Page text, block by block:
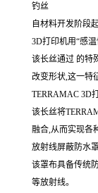
钓丝
自材料开发阶段
3D打印机用“感
该长丝通过 的特
改变形状,这一特
TERRAMAC 3D
该长丝将
融合,从而实现各
放射线屏蔽防水
该罩布具备传统
等放射线。